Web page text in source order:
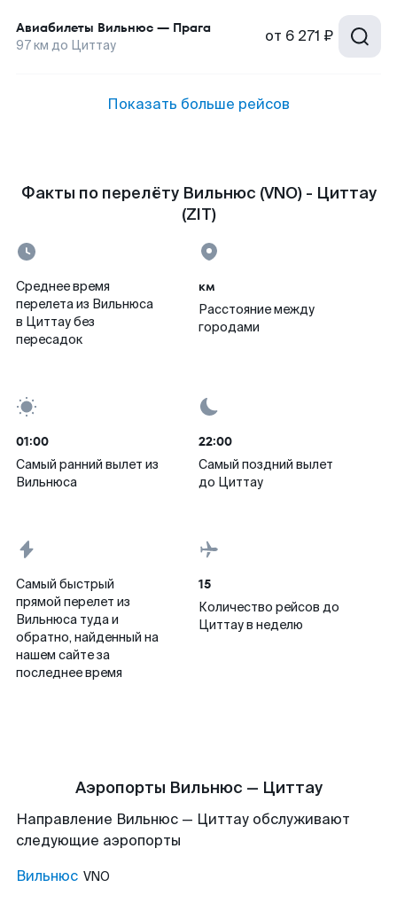
Авиабилеты Вильнюс — Прага
97км до Циттау от 6 271 ₽
Показать больше рейсов
Факты по перелёту Вильнюс (VNO) - Циттау
(ZIT)
Среднее время
перелета из Вильнюса
в Циттау без
пересадок
км
Расстояние между
городами
01:00
Самый ранний вылет из
Вильнюса
22:00
Самый поздний вылет
до Циттау
Самый быстрый
прямой перелет из
Вильнюса туда и
обратно, найденный на
нашем сайте за
последнее время
15
Количество рейсов до
Циттау в неделю
Аэропорты Вильнюс — Циттау
Направление Вильнюс — Циттау обслуживают
следующие аэропорты
Вильнюс VNO